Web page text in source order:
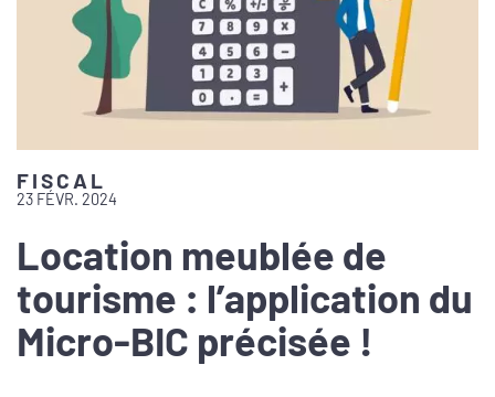
FISCAL
23 FÉVR. 2024
Location meublée de
tourisme : l’application du
Micro-BIC précisée !